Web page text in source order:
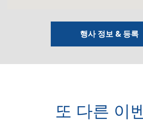
행사 정보 & 등록
또 다른 이